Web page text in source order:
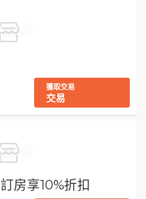
獲取交易
交易
房享10%折扣